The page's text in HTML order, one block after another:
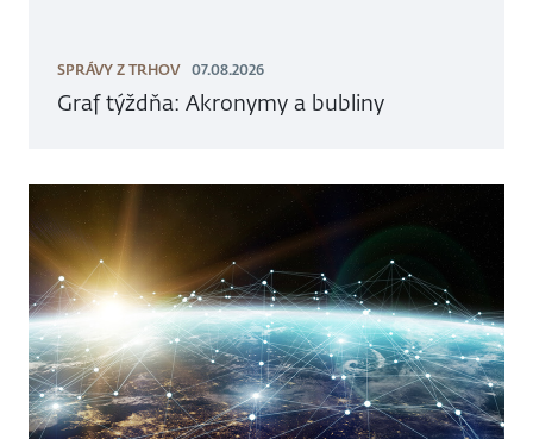
SPRÁVY Z TRHOV 07.08.2026
Graf týždňa: Akronymy a bubliny